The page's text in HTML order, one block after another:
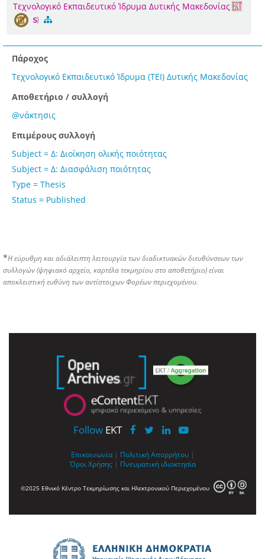
Τεχνολογικό Εκπαιδευτικό Ίδρυμα Δυτικής Μακεδονίας
Πάροχος
Τεχνολογικό Εκπαιδευτικό Ίδρυμα (ΤΕΙ) Δυτικής Μακεδονίας
Αποθετήριο / συλλογή
@νάκτησις
Επιμέρους συλλογή
Subject = Δ: Διοίκηση ολικής ποιότητας
Subject = Δ: Διασφάλιση ποιότητας
Type = Thesis
Status = Published
*Η εύρυθμη και αδιάλειπτη λειτουργία των διαδικτυακών διευθύνσεων των
συλλογών (ψηφιακό αρχείο, καρτέλα τεκμηρίου στο αποθετήριο) είναι
αποκλειστική ευθύνη των αντίστοιχων Φορέων περιεχομένου.
Follow EKT
Επικοινωνία | Πολιτική Απορρήτου |
Όροι Χρήσης | Πνευματική ιδιοκτησία
©2025 Εθνικό Κέντρο Τεκμηρίωσης και Ηλεκτρονικού Περιεχομένου